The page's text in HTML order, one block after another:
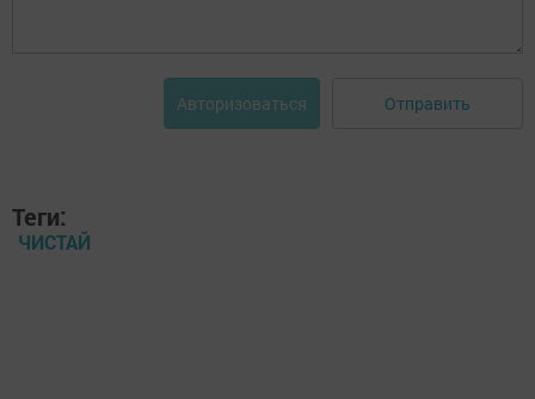
Авторизоваться Отправить
Теги:
ЧИСТАЙ